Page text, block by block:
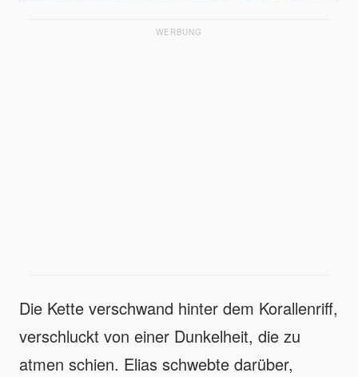
WERBUNG
Die Kette verschwand hinter dem Korallenriff,
verschluckt von einer Dunkelheit, die zu
atmen schien. Elias schwebte darüber,